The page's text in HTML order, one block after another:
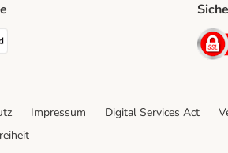
Method
Impressum Digital Services Act